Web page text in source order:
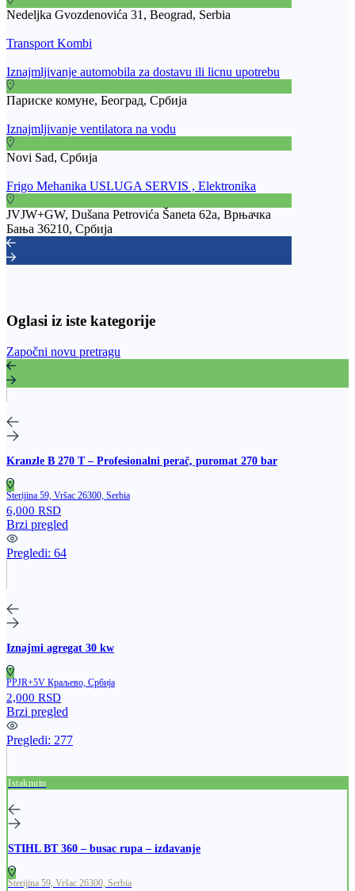
Nedeljka Gvozdenovića 31, Beograd, Serbia
Transport Kombi
Iznajmljivanje automobila za dostavu ili licnu upotrebu
Париске комуне, Београд, Србија
Iznajmljivanje ventilatora na vodu
Novi Sad, Србија
Frigo Mehanika USLUGA SERVIS , Elektronika
JVJW+GW, Dušana Petrovića Šaneta 62a, Врњачка
Бања 36210, Србија
Oglasi iz iste kategorije
Započni novu pretragu
Kranzle B 270 T – Profesionalni perač, puromat 270 bar
Sterijina 59, Vršac 26300, Serbia
6,000 RSD
Brzi pregled
Pregledi: 64
Iznajmi agregat 30 kw
PPJR+5V Краљево, Србија
2,000 RSD
Brzi pregled
Pregledi: 277
Istaknuto
STIHL BT 360 – busac rupa – izdavanje
Sterijina 59, Vršac 26300, Serbia